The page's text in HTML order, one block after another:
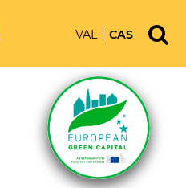
VAL CAS